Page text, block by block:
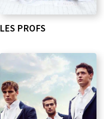
LES PROFS